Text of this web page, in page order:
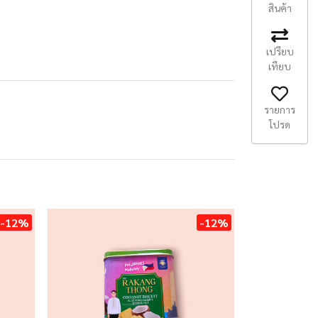
-12% -12%
สินค้า
เปรียบ
เทียบ
รายการ
โปรด